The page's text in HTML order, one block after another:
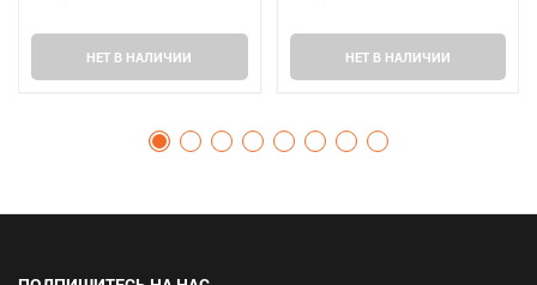
НЕТ В НАЛИЧИИ НЕТ В НАЛИЧИИ